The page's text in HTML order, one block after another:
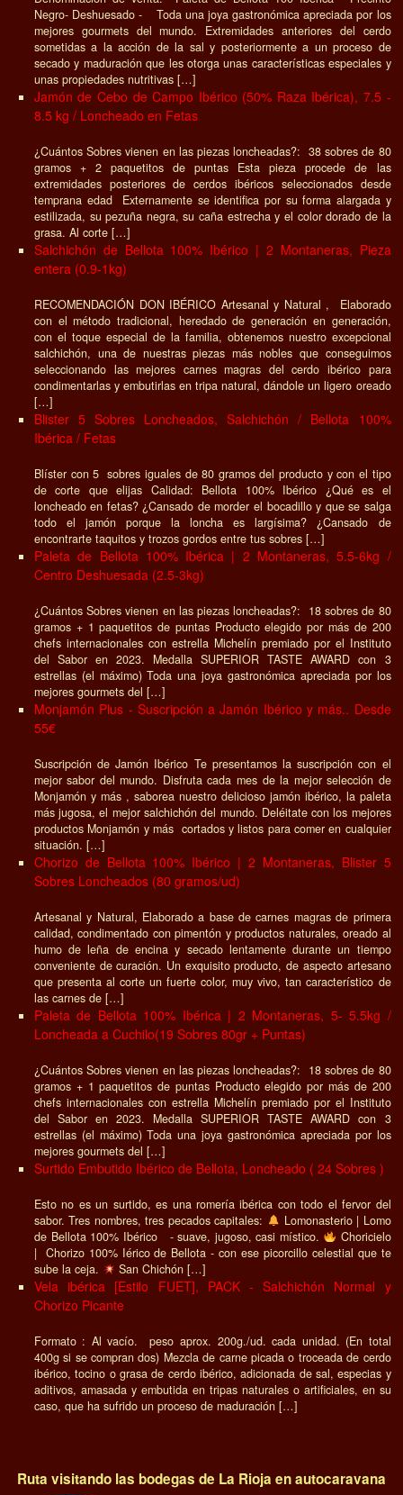
Negro- Deshuesado - Toda una joya gastronómica apreciada por los
mejores gourmets del mundo. Extremidades anteriores del cerdo
sometidas a la acción de la sal y posteriormente a un proceso de
secado y maduración que les otorga unas características especiales y
unas propiedades nutritivas […]
Jamón de Cebo de Campo Ibérico (50% Raza Ibérica), 7.5 -
8.5 kg / Loncheado en Fetas
¿Cuántos Sobres vienen en las piezas loncheadas?: 38 sobres de 80
gramos + 2 paquetitos de puntas Esta pieza procede de las
extremidades posteriores de cerdos ibéricos seleccionados desde
temprana edad Externamente se identifica por su forma alargada y
estilizada, su pezuña negra, su caña estrecha y el color dorado de la
grasa. Al corte […]
Salchichón de Bellota 100% Ibérico | 2 Montaneras, Pieza
entera (0.9-1kg)
RECOMENDACIÓN DON IBÉRICO Artesanal y Natural , Elaborado
con el método tradicional, heredado de generación en generación,
con el toque especial de la familia, obtenemos nuestro excepcional
salchichón, una de nuestras piezas más nobles que conseguimos
seleccionando las mejores carnes magras del cerdo ibérico para
condimentarlas y embutirlas en tripa natural, dándole un ligero oreado
[…]
Blister 5 Sobres Loncheados, Salchichón / Bellota 100%
Ibérica / Fetas
Blíster con 5 sobres iguales de 80 gramos del producto y con el tipo
de corte que elijas Calidad: Bellota 100% Ibérico ¿Qué es el
loncheado en fetas? ¿Cansado de morder el bocadillo y que se salga
todo el jamón porque la loncha es largísima? ¿Cansado de
encontrarte taquitos y trozos gordos entre tus sobres […]
Paleta de Bellota 100% Ibérica | 2 Montaneras, 5.5-6kg /
Centro Deshuesada (2.5-3kg)
¿Cuántos Sobres vienen en las piezas loncheadas?: 18 sobres de 80
gramos + 1 paquetitos de puntas Producto elegido por más de 200
chefs internacionales con estrella Michelín premiado por el Instituto
del Sabor en 2023. Medalla SUPERIOR TASTE AWARD con 3
estrellas (el máximo) Toda una joya gastronómica apreciada por los
mejores gourmets del […]
Monjamón Plus - Suscripción a Jamón Ibérico y más.. Desde
55€
Suscripción de Jamón Ibérico Te presentamos la suscripción con el
mejor sabor del mundo. Disfruta cada mes de la mejor selección de
Monjamón y más , saborea nuestro delicioso jamón ibérico, la paleta
más jugosa, el mejor salchichón del mundo. Deléitate con los mejores
productos Monjamón y más cortados y listos para comer en cualquier
situación. […]
Chorizo de Bellota 100% Ibérico | 2 Montaneras, Blister 5
Sobres Loncheados (80 gramos/ud)
Artesanal y Natural, Elaborado a base de carnes magras de primera
calidad, condimentado con pimentón y productos naturales, oreado al
humo de leña de encina y secado lentamente durante un tiempo
conveniente de curación. Un exquisito producto, de aspecto artesano
que presenta al corte un fuerte color, muy vivo, tan característico de
las carnes de […]
Paleta de Bellota 100% Ibérica | 2 Montaneras, 5- 5.5kg /
Loncheada a Cuchilo(19 Sobres 80gr + Puntas)
¿Cuántos Sobres vienen en las piezas loncheadas?: 18 sobres de 80
gramos + 1 paquetitos de puntas Producto elegido por más de 200
chefs internacionales con estrella Michelín premiado por el Instituto
del Sabor en 2023. Medalla SUPERIOR TASTE AWARD con 3
estrellas (el máximo) Toda una joya gastronómica apreciada por los
mejores gourmets del […]
Surtido Embutido Ibérico de Bellota, Loncheado ( 24 Sobres )
Esto no es un surtido, es una romería ibérica con todo el fervor del
sabor. Tres nombres, tres pecados capitales:
Lomonasterio | Lomo
de Bellota 100% Ibérico - suave, jugoso, casi místico.
Choricielo
| Chorizo 100% Iérico de Bellota - con ese picorcillo celestial que te
sube la ceja.
San Chichón […]
Vela ibérica [Estilo FUET], PACK - Salchichón Normal y
Chorizo Picante
Formato : Al vacío. peso aprox. 200g./ud. cada unidad. (En total
400g si se compran dos) Mezcla de carne picada o troceada de cerdo
ibérico, tocino o grasa de cerdo ibérico, adicionada de sal, especias y
aditivos, amasada y embutida en tripas naturales o artificiales, en su
caso, que ha sufrido un proceso de maduración […]
Ruta visitando las bodegas de La Rioja en autocaravana